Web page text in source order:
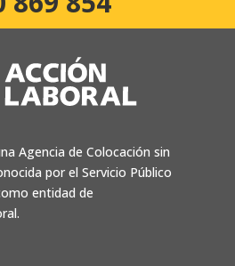
Agencia de Colocación sin
por el Servicio Público
entidad de